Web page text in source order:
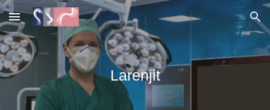
Skip to main content Skip to navigation
Larenjit